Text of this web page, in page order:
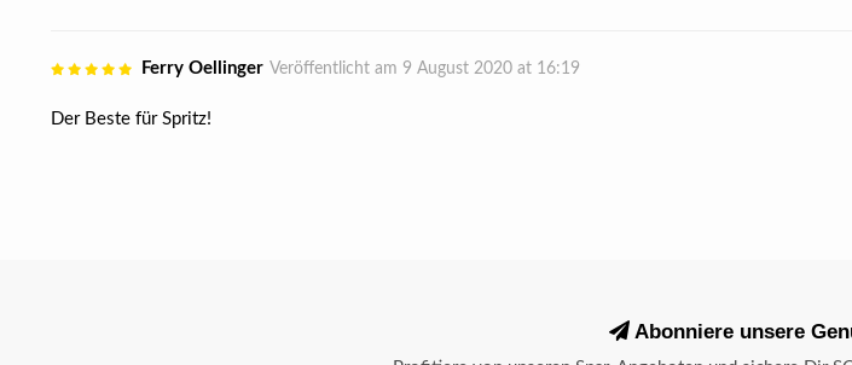
Ferry Oellinger Veröffentlicht am 9 August 2020 at 16:19
Der Beste für Spritz!
Abonniere unsere